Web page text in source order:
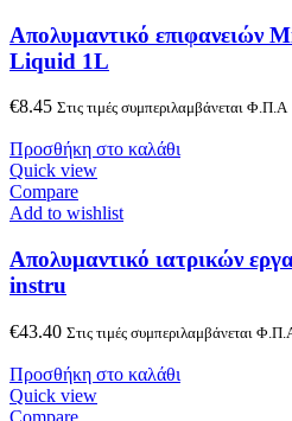
Απολυμαντικό επιφανειών
Liquid 1L
€8.45 Στις τιμές συμπεριλαμβάνεται Φ.Π.Α
Προσθήκη στο καλάθι
Quick view
Compare
Add to wishlist
Απολυμαντικό ιατρικών
instru
€43.40 Στις τιμές συμπεριλαμβάνεται
Προσθήκη στο καλάθι
Quick view
Compare